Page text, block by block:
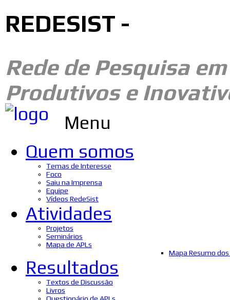
REDESIST -
Rede de Pesquisa
Produtivos e
Menu
Quem somos
Temas de Interesse
Foco
Saiu na Imprensa
Equipe
Vídeos RedeSist
Atividades
Projetos
Seminários
Mapa de APLs
Mapa Resumo dos
Resultados
Textos de Discussão
Livros
Questionário de APLs